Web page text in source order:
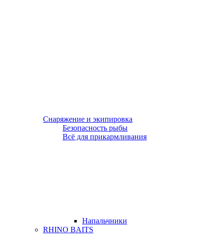
Снаряжение и экипировка
Безопасность рыбы
Всё для прикармливания
Напальчники
RHINO BAITS